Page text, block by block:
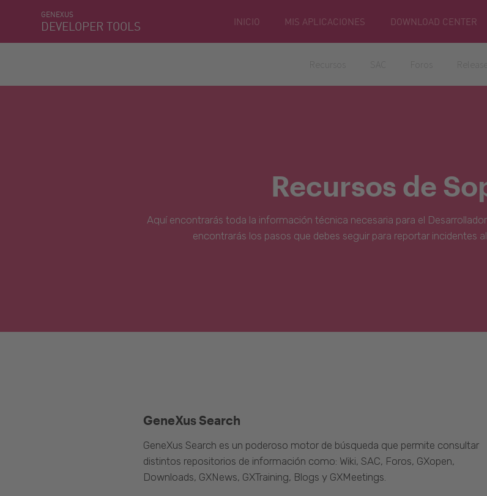
GENEXUS
DEVELOPER TOOLS INICIO MIS APLICACIONES DOWNLOAD CENTER
Recursos de
Aquí encontrarás toda la información técnica necesaria para el
encontrarás los pasos que debes seguir para reportar incidentes
GeneXus Search
GeneXus Search es un poderoso motor de búsqueda que permite consultar
distintos repositorios de información como: Wiki, SAC, Foros, GXopen,
Downloads, GXNews, GXTraining, Blogs y GXMeetings.